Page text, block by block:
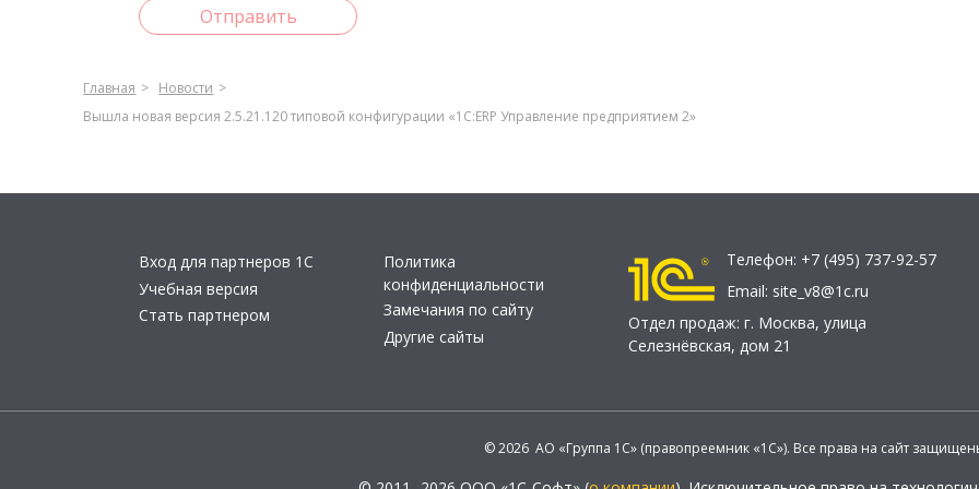
Отправить
Главная
Новости
Вышла новая версия 2.5.21.120 типовой конфигурации «1С:ERP Управление предприятием 2»
Вход для партнеров 1С
Учебная версия
Стать партнером
Политика
конфиденциальности
Замечания по сайту
Другие сайты
Телефон: +7 (495) 737-92-57
Email: site_v8@1c.ru
Отдел продаж: г. Москва, улица
Селезнёвская, дом 21
© 2026 АО «Группа 1С» (правопреемник «1С»). Все права на сайт